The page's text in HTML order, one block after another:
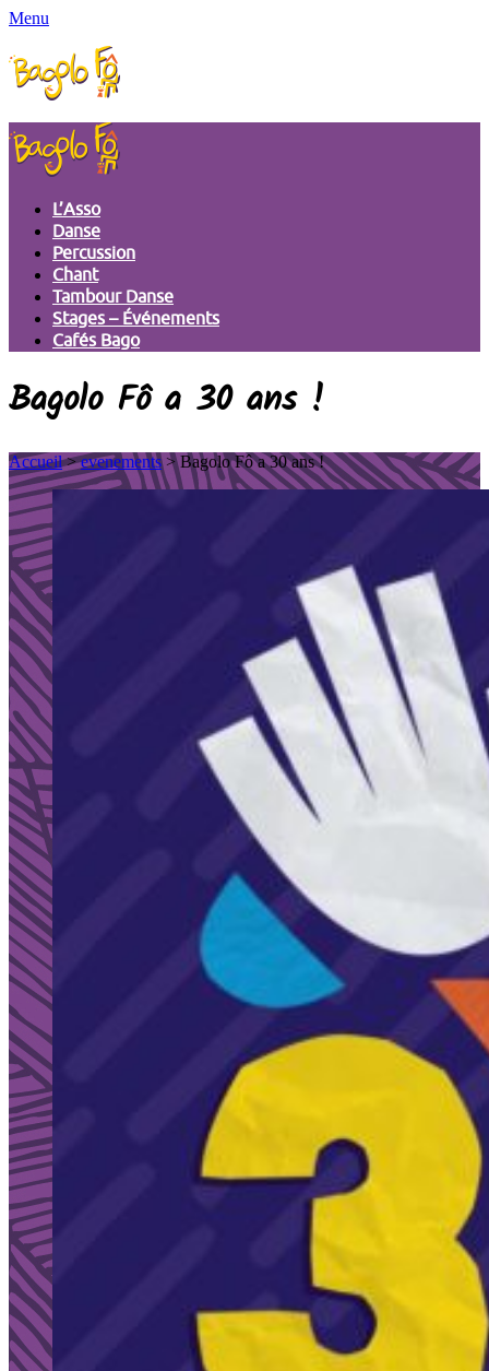
Menu
L’Asso
Danse
Percussion
Chant
Tambour Danse
Stages – Événements
Cafés Bago
Bagolo Fô a 30 ans !
Accueil>evenements> Bagolo Fô a 30 ans !